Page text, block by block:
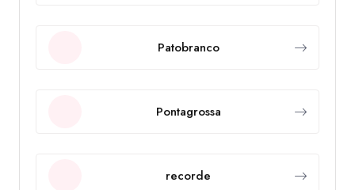
Patobranco
Pontagrossa
recorde